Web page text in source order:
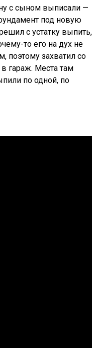
с сыном выписали —
под новую
с устатку выпить,
то его на дух не
поэтому захватил со
в гараж. Места там
по одной, по